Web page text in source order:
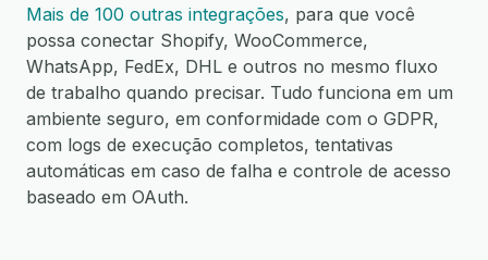
Mais de 100 outras integrações, para que você
possa conectar Shopify, WooCommerce,
WhatsApp, FedEx, DHL e outros no mesmo fluxo
de trabalho quando precisar. Tudo funciona em um
ambiente seguro, em conformidade com o GDPR,
com logs de execução completos, tentativas
automáticas em caso de falha e controle de acesso
baseado em OAuth.